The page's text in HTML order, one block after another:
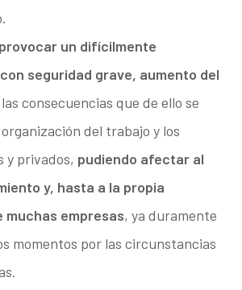
un difícilmente
seguridad grave, aumento del
consecuencias que de ello se
del trabajo y los
y privados, pudiendo afectar al
y, hasta a la propia
muchas empresas, ya duramente
momentos por las circunstancias